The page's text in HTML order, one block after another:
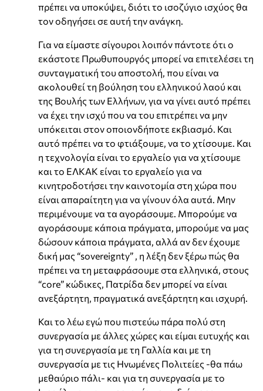
πρέπει να υποκύψει, διότι το ισοζύγιο ισχύος θα
τον οδηγήσει σε αυτή την ανάγκη.
Για να είμαστε σίγουροι λοιπόν πάντοτε ότι ο
εκάστοτε Πρωθυπουργός μπορεί να επιτελέσει τη
συνταγματική του αποστολή, που είναι να
ακολουθεί τη βούληση του ελληνικού λαού και
της Βουλής των Ελλήνων, για να γίνει αυτό πρέπει
να έχει την ισχύ που να του επιτρέπει να μην
υπόκειται στον οποιονδήποτε εκβιασμό. Και
αυτό πρέπει να το φτιάξουμε, να το χτίσουμε. Και
η τεχνολογία είναι το εργαλείο για να χτίσουμε
και το ΕΛΚΑΚ είναι το εργαλείο για να
κινητροδοτήσει την καινοτομία στη χώρα που
είναι απαραίτητη για να γίνουν όλα αυτά. Μην
περιμένουμε να τα αγοράσουμε. Μπορούμε να
αγοράσουμε κάποια πράγματα, μπορούμε να μας
δώσουν κάποια πράγματα, αλλά αν δεν έχουμε
δική μας “sovereignty” , η λέξη δεν ξέρω πώς θα
πρέπει να τη μεταφράσουμε στα ελληνικά, στους
“core” κώδικες, Πατρίδα δεν μπορεί να είναι
ανεξάρτητη, πραγματικά ανεξάρτητη και ισχυρή.
Και το λέω εγώ που πιστεύω πάρα πολύ στη
συνεργασία με άλλες χώρες και είμαι ευτυχής και
για τη συνεργασία με τη Γαλλία και με τη
συνεργασία με τις Ηνωμένες Πολιτείες -θα πάω
μεθαύριο πάλι- και για τη συνεργασία με το